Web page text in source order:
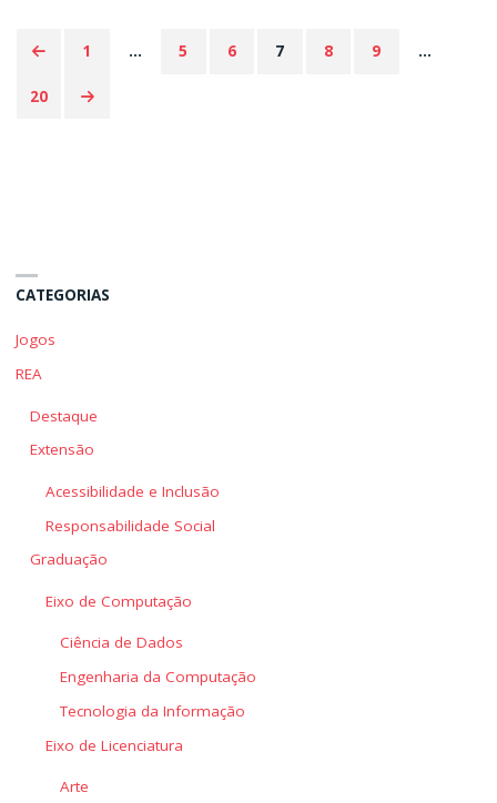
Distribuição" Distribuição"
Paginação
1 … 5 6 7 8 9 …
20
CATEGORIAS
Jogos
REA
Destaque
Extensão
Acessibilidade e Inclusão
Responsabilidade Social
Graduação
Eixo de Computação
Ciência de Dados
Engenharia da Computação
Tecnologia da Informação
Eixo de Licenciatura
Arte